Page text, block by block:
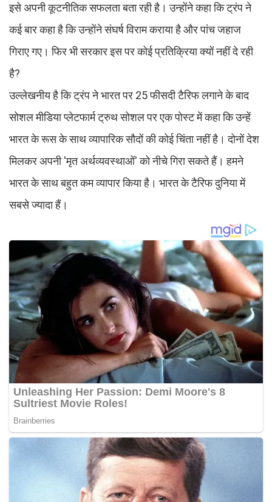
इसे अपनी कूटनीतिक सफलता बता रही है। उन्होंने कहा कि ट्रंप ने
कई बार कहा है कि उन्होंने संघर्ष विराम कराया है और पांच जहाज
गिराए गए। फिर भी सरकार इस पर कोई प्रतिक्रिया क्यों नहीं दे रही
है?
उल्लेखनीय है कि ट्रंप ने भारत पर 25 फीसदी टैरिफ लगाने के बाद
सोशल मीडिया प्लेटफार्म ट्रुथ सोशल पर एक पोस्ट में कहा कि उन्हें
भारत के रूस के साथ व्यापारिक सौदों की कोई चिंता नहीं है। दोनों देश
मिलकर अपनी 'मृत अर्थव्यवस्थाओं' को नीचे गिरा सकते हैं। हमने
भारत के साथ बहुत कम व्यापार किया है। भारत के टैरिफ दुनिया में
सबसे ज्यादा हैं।